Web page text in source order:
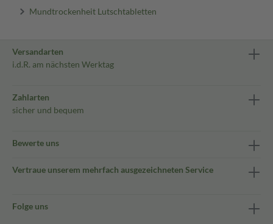
Mundtrockenheit Lutschtabletten
Versandarten
i.d.R. am nächsten Werktag
Zahlarten
sicher und bequem
Bewerte uns
Vertraue unserem mehrfach ausgezeichneten Service
Folge uns